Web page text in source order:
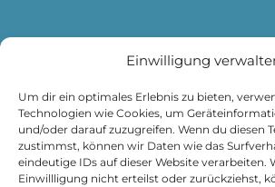
Einwilligung
Um dir ein optimales Erlebnis zu bieten,
Technologien wie Cookies, um
und/oder darauf zuzugreifen. Wenn du diesen
zustimmst, können wir Daten wie das
eindeutige IDs auf dieser Website verarbeiten.
Einwillligung nicht erteilst oder zurückziehst,
DATENSCHUTZ
IMPRESSUM